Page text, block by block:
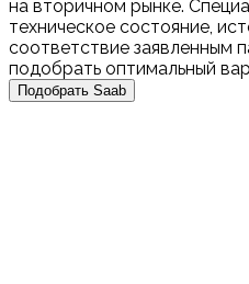
на вторичном рынке.
техническое состояние,
соответствие заявленным
подобрать оптимальный
Подобрать Saab